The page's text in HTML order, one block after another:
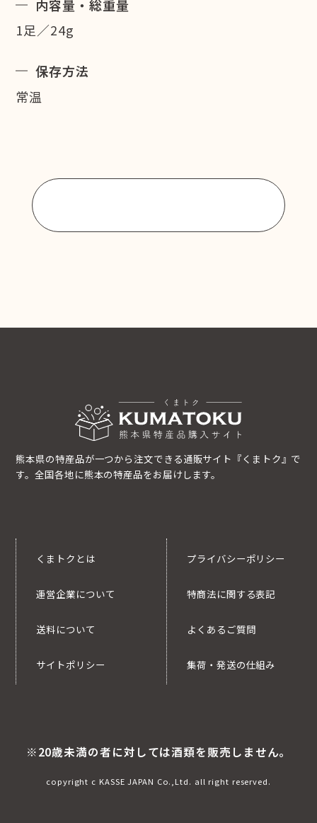
内容量・総重量
1足／24g
保存方法
常温
熊本県の特産品が一つから注文できる通販サイト『くまトク』で
す。全国各地に熊本の特産品をお届けします。
くまトクとは
運営企業について
送料について
サイトポリシー
プライバシーポリシー
特商法に関する表記
よくあるご質問
集荷・発送の仕組み
※20歳未満の者に対しては酒類を販売しません。
copyright c KASSE JAPAN Co.,Ltd. all right reserved.